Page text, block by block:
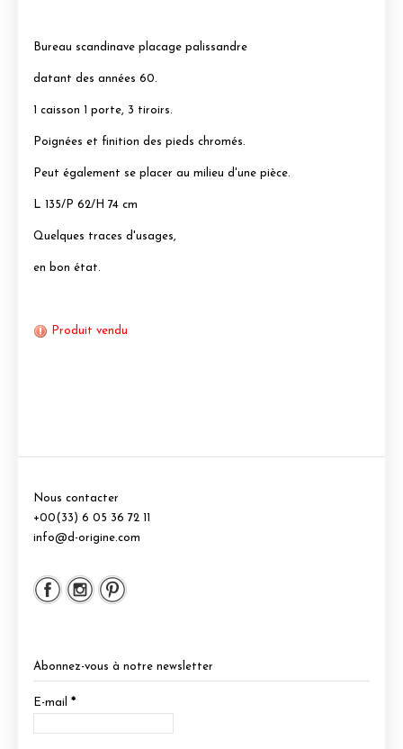
Bureau scandinave placage palissandre
datant des années 60.
1 caisson 1 porte, 3 tiroirs.
Poignées et finition des pieds chromés.
Peut également se placer au milieu d'une pièce.
L 135/P 62/H 74 cm
Quelques traces d'usages,
en bon état.
Produit vendu
Nous contacter
+00(33) 6 05 36 72 11
info@d-origine.com
Abonnez-vous à notre newsletter
E-mail *